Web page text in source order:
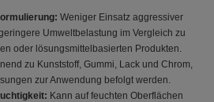
Weniger Einsatz aggressiver
Umweltbelastung im Vergleich zu
oder lösungsmittelbasierten Produkten.
zu Kunststoff, Gummi, Lack und Chrom,
zur Anwendung befolgt werden.
Kann auf feuchten Oberflächen